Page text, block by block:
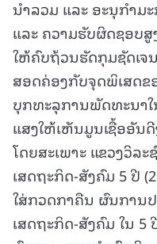
ນໍາລວມ ແລະ ອະນຸກໍາ
ແລະ ຄວາມຮັບຜິດຊອບ
ໃຫ້ຄົບຖ້ວນຮັດກຸມຊັດເຈ
ສອດຄ່ອງກັບຈຸດພິເສດຂ
ບຸກທະລຸການພັດທະນາ
ແສງໃຫ້ເຫັນມູນເຊື້ອອັນ
ໂດຍສະເພາະ ແຂວງວິລ
ເສດຖະກິດ-ສັງຄົມ 5 ປີ
ໃສ່ກວດກາຄືນ ຜົນການ
ເສດຖະກິດ-ສັງຄົມ ໃນ